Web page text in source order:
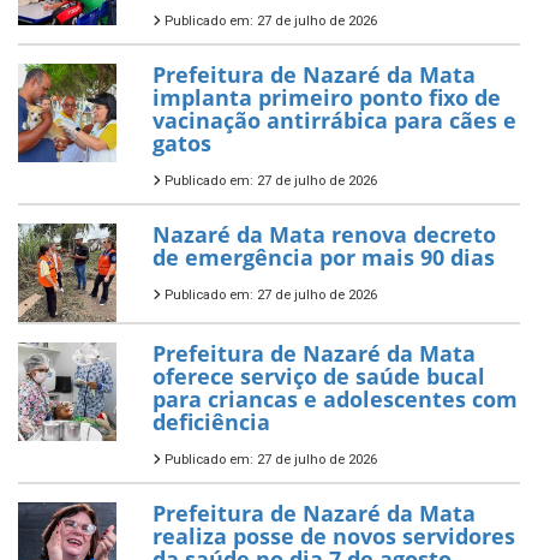
Publicado em: 27 de julho de 2026
Prefeitura de Nazaré da Mata
implanta primeiro ponto fixo de
vacinação antirrábica para cães e
gatos
Publicado em: 27 de julho de 2026
Nazaré da Mata renova decreto
de emergência por mais 90 dias
Publicado em: 27 de julho de 2026
Prefeitura de Nazaré da Mata
oferece serviço de saúde bucal
para criancas e adolescentes com
deficiência
Publicado em: 27 de julho de 2026
Prefeitura de Nazaré da Mata
realiza posse de novos servidores